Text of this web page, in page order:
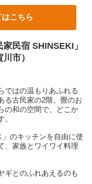
こちら
民宿 SHINSEKI」
市）
ではの温もりあふれる
る古民家の2階。畳のお
の和の空間で、どこか
のキッチンを自由に使
、家族とワイワイ料理
ギとのふれあえるのも